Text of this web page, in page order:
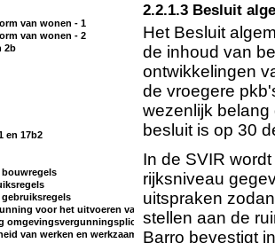
van wonen - 1
van wonen - 2
2b
en 17b2
bouwregels
voor het uitvoeren van een werk, geen bouwwerk
omgevingsvergunningsplicht
van werken en werkzaamheden
2.2.1.3 Besluit
Het Besluit
de inhoud van
ontwikkelingen
de vroegere
wezenlijk
besluit is op 30
In de SVIR
rijksniveau
uitspraken
stellen aan de
Barro bevestigt